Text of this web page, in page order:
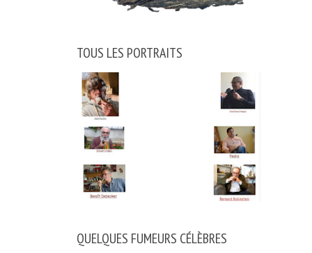
TOUS LES PORTRAITS
QUELQUES FUMEURS CÉLÈBRES